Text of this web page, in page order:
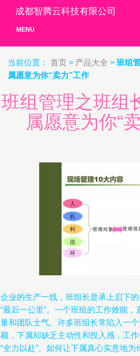
成都智腾云科技有限公司
MENU
当前位置： 首页 > 产品大全 > 班组
属愿意为你“卖力”工作
班组管理之班组
属愿意为你“
业的生产一线，班组长是承上启下
最后一公里”。一个班组的工作效能
和团队士气。许多班组长常陷入一
，下属却缺乏主动性和投入感，工作
全力以赴”。如何让下属真心实意地为